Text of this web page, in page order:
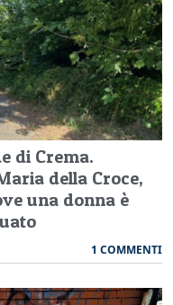
di Crema.
della Croce,
una donna è
1 COMMENTI